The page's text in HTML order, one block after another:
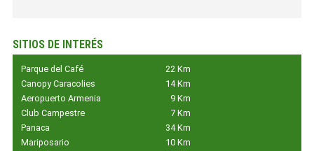
SITIOS DE INTERÉS
Parque del Café
22 Km
Canopy Caracolies
14 Km
Aeropuerto Armenia
9 Km
Club Campestre
7 Km
Panaca
34 Km
Mariposario
10 Km